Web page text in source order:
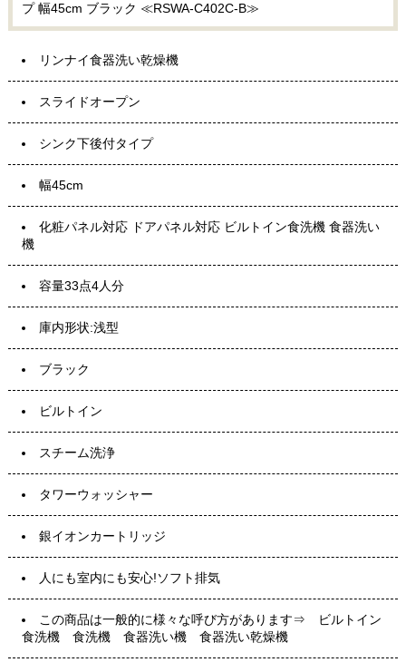
プ 幅45cm ブラック ≪RSWA-C402C-B≫
リンナイ食器洗い乾燥機
スライドオープン
シンク下後付タイプ
幅45cm
化粧パネル対応 ドアパネル対応 ビルトイン食洗機 食器洗い
機
容量33点4人分
庫内形状:浅型
ブラック
ビルトイン
スチーム洗浄
タワーウォッシャー
銀イオンカートリッジ
人にも室内にも安心!ソフト排気
この商品は一般的に様々な呼び方があります⇒ ビルトイン
食洗機 食洗機 食器洗い機 食器洗い乾燥機